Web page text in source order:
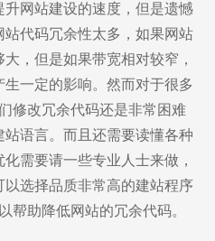
网站建设的速度，但是遗憾
代码冗余性太多，如果网站
，但是如果带宽相对较窄，
一定的影响。然而对于很多
修改冗余代码还是非常困难
语言。而且还需要读懂各种
需要请一些专业人士来做，
选择品质非常高的建站程序
帮助降低网站的冗余代码。